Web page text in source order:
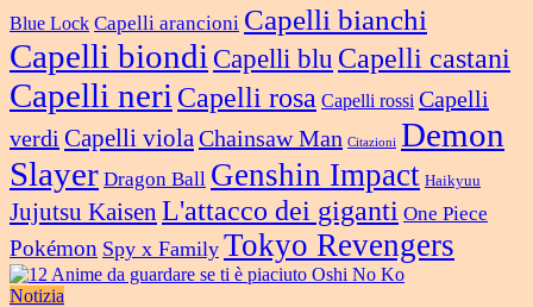
Blue Lock Capelli arancioni Capelli bianchi
Capelli biondi Capelli blu Capelli castani
Capelli neri Capelli rosa Capelli rossi Capelli
verdi Capelli viola Chainsaw Man Citazioni Demon
Slayer Dragon Ball Genshin Impact Haikyuu
Jujutsu Kaisen L'attacco dei giganti One Piece
Pokémon Spy x Family Tokyo Revengers
Notizia